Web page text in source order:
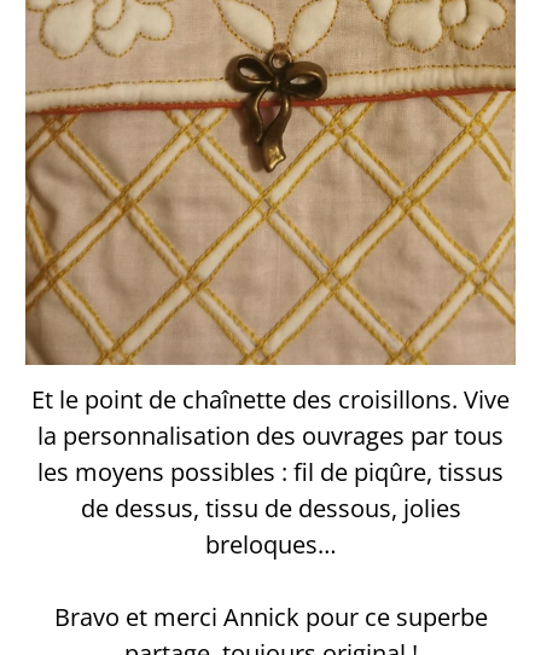
Et le point de chaînette des croisillons. Vive
la personnalisation des ouvrages par tous
les moyens possibles : fil de piqûre, tissus
de dessus, tissu de dessous, jolies
breloques…
Bravo et merci Annick pour ce superbe